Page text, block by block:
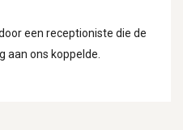
een receptioniste die de
aan ons koppelde.